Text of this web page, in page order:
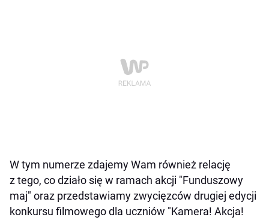
W tym numerze zdajemy Wam również relację
z tego, co działo się w ramach akcji "Funduszowy
maj" oraz przedstawiamy zwycięzców drugiej edycji
konkursu filmowego dla uczniów "Kamera! Akcja!